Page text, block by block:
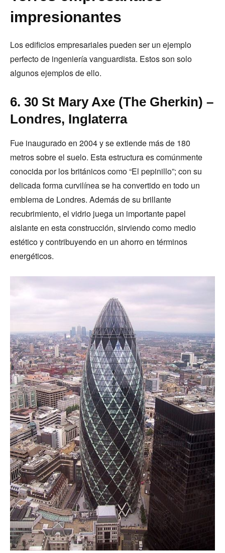
impresionantes
Los edificios empresariales pueden ser un ejemplo
perfecto de ingeniería vanguardista. Estos son solo
algunos ejemplos de ello.
6. 30 St Mary Axe (The Gherkin) –
Londres, Inglaterra
Fue inaugurado en 2004 y se extiende más de 180
metros sobre el suelo. Esta estructura es comúnmente
conocida por los británicos como “El pepinillo”; con su
delicada forma curvilínea se ha convertido en todo un
emblema de Londres. Además de su brillante
recubrimiento, el vidrio juega un importante papel
aislante en esta construcción, sirviendo como medio
estético y contribuyendo en un ahorro en términos
energéticos.